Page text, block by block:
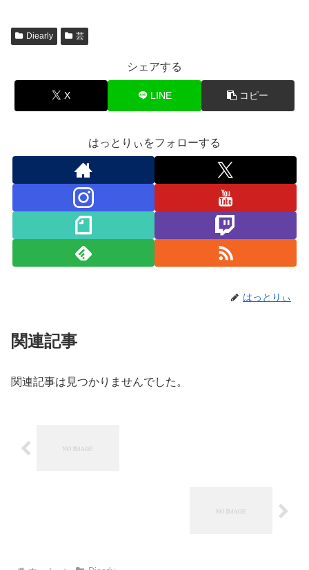
Diearly 芸
シェアする
X LINE コピー
はっとりぃをフォローする
はっとりぃ
関連記事
関連記事は見つかりませんでした。